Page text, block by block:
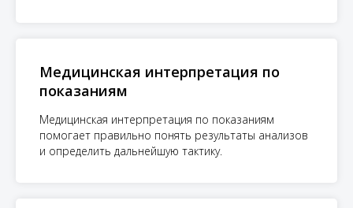
Медицинская интерпретация по
показаниям
Медицинская интерпретация по показаниям
помогает правильно понять результаты анализов
и определить дальнейшую тактику.